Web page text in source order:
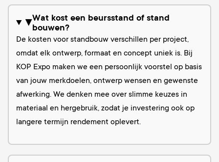
▶Wat kost een beursstand of stand
bouwen?
De kosten voor standbouw verschillen per project,
omdat elk ontwerp, formaat en concept uniek is. Bij
KOP Expo maken we een persoonlijk voorstel op basis
van jouw merkdoelen, ontwerp wensen en gewenste
afwerking. We denken mee over slimme keuzes in
materiaal en hergebruik, zodat je investering ook op
langere termijn rendement oplevert.